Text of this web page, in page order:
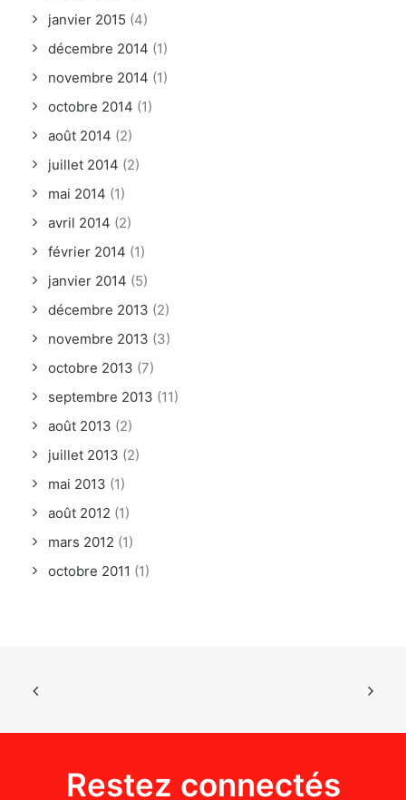
janvier 2015 (4)
décembre 2014 (1)
novembre 2014 (1)
octobre 2014 (1)
août 2014 (2)
juillet 2014 (2)
mai 2014 (1)
avril 2014 (2)
février 2014 (1)
janvier 2014 (5)
décembre 2013 (2)
novembre 2013 (3)
octobre 2013 (7)
septembre 2013 (11)
août 2013 (2)
juillet 2013 (2)
mai 2013 (1)
août 2012 (1)
mars 2012 (1)
octobre 2011 (1)
Restez connectés